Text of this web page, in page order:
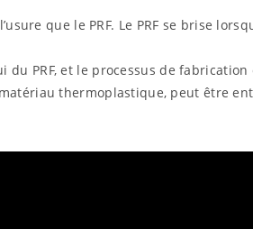
que le PRF. Le PRF se brise
du PRF, et le processus de
thermoplastique, peut être